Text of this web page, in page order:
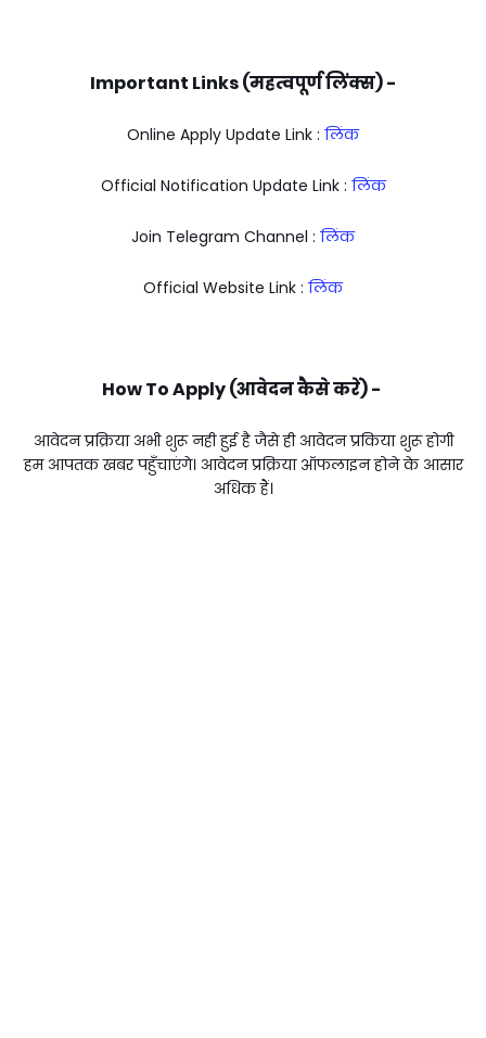
Important Links (महत्वपूर्ण लिंक्स) -
Online Apply Update Link : लिंक
Official Notification Update Link : लिंक
Join Telegram Channel : लिंक
Official Website Link : लिंक
How To Apply (आवेदन कैसे करें) -
आवेदन प्रक्रिया अभी शुरू नही हुई है जैसे ही आवेदन प्रकिया शुरू होगी
हम आपतक खबर पहुँचाएंगे। आवेदन प्रक्रिया ऑफलाइन होने के आसार
अधिक हैं।